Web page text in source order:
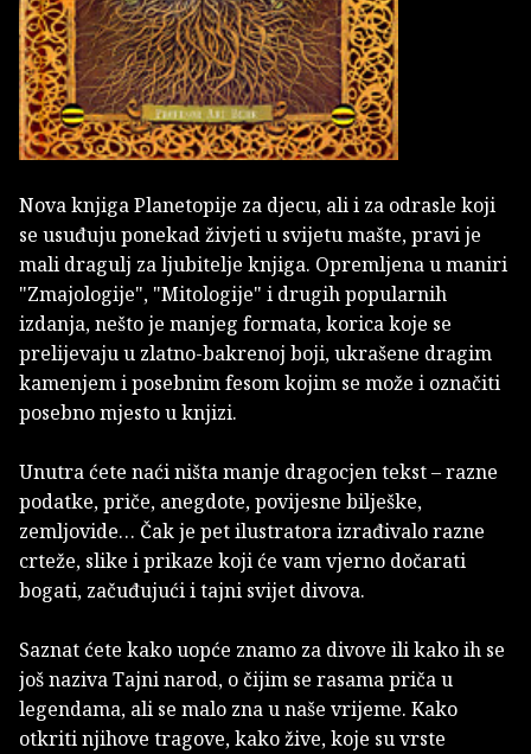
Nova knjiga Planetopije za djecu, ali i za odrasle koji
se usuđuju ponekad živjeti u svijetu mašte, pravi je
mali dragulj za ljubitelje knjiga. Opremljena u maniri
"Zmajologije", "Mitologije" i drugih popularnih
izdanja, nešto je manjeg formata, korica koje se
prelijevaju u zlatno-bakrenoj boji, ukrašene dragim
kamenjem i posebnim fesom kojim se može i označiti
posebno mjesto u knjizi.
Unutra ćete naći ništa manje dragocjen tekst – razne
podatke, priče, anegdote, povijesne bilješke,
zemljovide… Čak je pet ilustratora izrađivalo razne
crteže, slike i prikaze koji će vam vjerno dočarati
bogati, začuđujući i tajni svijet divova.
Saznat ćete kako uopće znamo za divove ili kako ih se
još naziva Tajni narod, o čijim se rasama priča u
legendama, ali se malo zna u naše vrijeme. Kako
otkriti njihove tragove, kako žive, koje su vrste